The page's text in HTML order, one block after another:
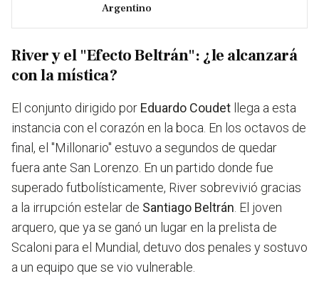
Argentino
River y el "Efecto Beltrán": ¿le alcanzará
con la mística?
El conjunto dirigido por Eduardo Coudet llega a esta
instancia con el corazón en la boca. En los octavos de
final, el "Millonario" estuvo a segundos de quedar
fuera ante San Lorenzo. En un partido donde fue
superado futbolísticamente, River sobrevivió gracias
a la irrupción estelar de Santiago Beltrán . El joven
arquero, que ya se ganó un lugar en la prelista de
Scaloni para el Mundial, detuvo dos penales y sostuvo
a un equipo que se vio vulnerable.